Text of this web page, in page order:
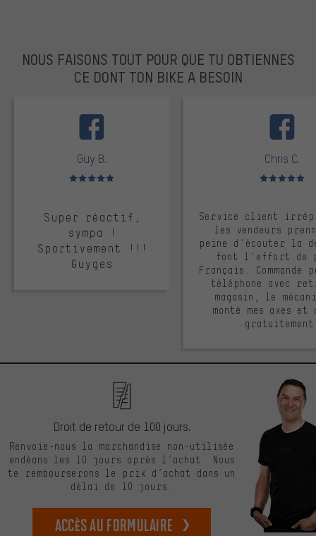
NOUS FAISONS TOUT POUR QUE TU OBTIENNES
CE DONT TON BIKE A BESOIN
Guy B.
Note moyenne : 5 sur 5
Super réactif,
sympa !
Sportivement !!!
Guyges
Chris C.
Note moyenne :
Service client
les vendeurs
peine d'écouter la
font l'effort de
Français. Commande
téléphone avec
magasin, le
monté mes axes et
Droit de retour de 100 jours.
Renvoie-nous la marchandise non-utilisée
endéans les 10 jours après l’achat. Nous
te rembourserons le prix d’achat dans un
délai de 10 jours.
Accès au formulaire